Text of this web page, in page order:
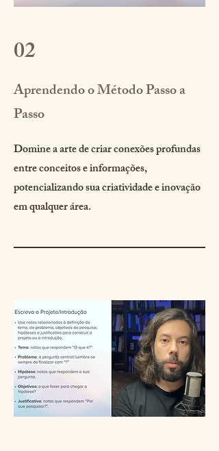
02
Aprendendo o Método Passo a
Passo
Domine a arte de criar conexões profundas
entre conceitos e informações,
potencializando sua criatividade e inovação
em qualquer área.